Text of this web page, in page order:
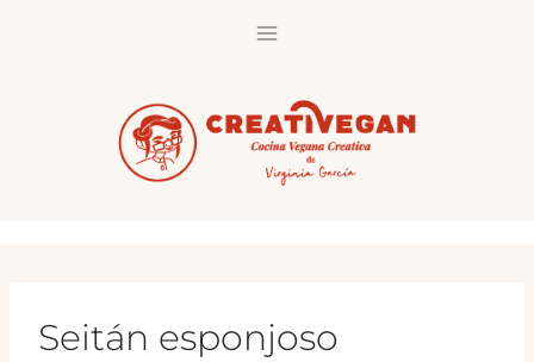
Seitán esponjoso